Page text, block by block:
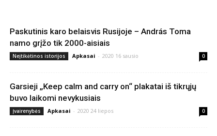
Paskutinis karo belaisvis Rusijoje – András Toma
namo grįžo tik 2000-aisiais
Neįtikėtinos istorijos Apkasai - 2020 16 sausio 0
Garsieji „Keep calm and carry on“ plakatai iš tikrųjų
buvo laikomi nevykusiais
Įvairenybės Apkasai - 2020 24 liepos 0